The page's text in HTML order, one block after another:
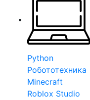
Python
Робототехника
Minecraft
Roblox Studio